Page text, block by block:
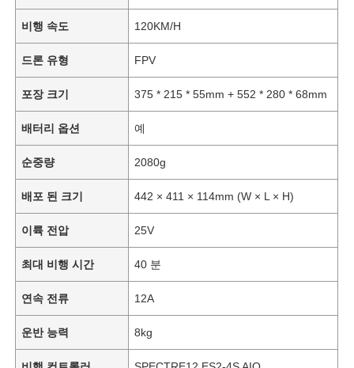
비행 속도 120KM/H
드론 유형 FPV
포장 크기 375 * 215 * 55mm + 552 * 280 * 68mm
배터리 옵션 예
순중량 2080g
배포 된 크기 442 × 411 × 114mm (W × L × H)
이륙 전압 25V
최대 비행 시간 40 분
연속 전류 12A
운반 능력 8kg